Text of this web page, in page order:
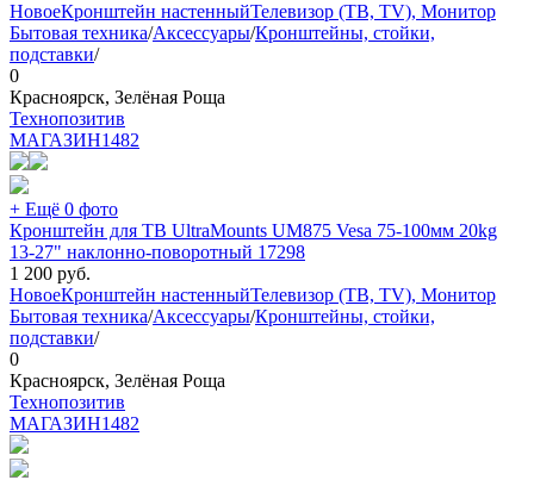
НовоеКронштейн настенныйТелевизор (ТВ, TV), Монитор
Бытовая техника/Аксессуары/Кронштейны, стойки,
подставки/
0
Красноярск, Зелёная Роща
Технопозитив
МАГАЗИН1482
+ Ещё 0 фото
Кронштейн для ТВ UltraMounts UM875 Vesa 75-100мм 20kg
13-27" наклонно-поворотный 17298
1 200 руб.
НовоеКронштейн настенныйТелевизор (ТВ, TV), Монитор
Бытовая техника/Аксессуары/Кронштейны, стойки,
подставки/
0
Красноярск, Зелёная Роща
Технопозитив
МАГАЗИН1482